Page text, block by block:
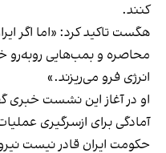
کنند.
هگست تاکید کرد: «اما اگر
محاصره و بمب‌هایی روبه‌رو
انرژی فرو می‌ریزند.»
او در آغاز این نشست خبری
آمادگی برای ازسرگیری
حکومت ایران قادر نیست